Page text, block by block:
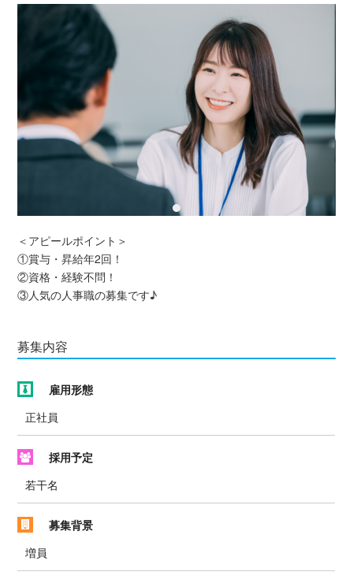
＜アピールポイント＞
①賞与・昇給年2回！
②資格・経験不問！
③人気の人事職の募集です♪
募集内容
雇用形態
正社員
採用予定
若干名
募集背景
増員